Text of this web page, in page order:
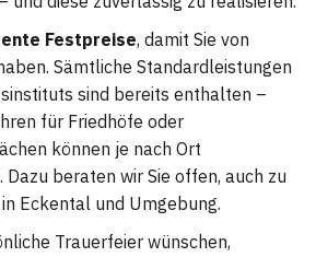
Festpreise, damit Sie von
Sämtliche Standardleistungen
sind bereits enthalten –
für Friedhöfe oder
können je nach Ort
Dazu beraten wir Sie offen, auch zu
Eckental und Umgebung.
Trauerfeier wünschen,